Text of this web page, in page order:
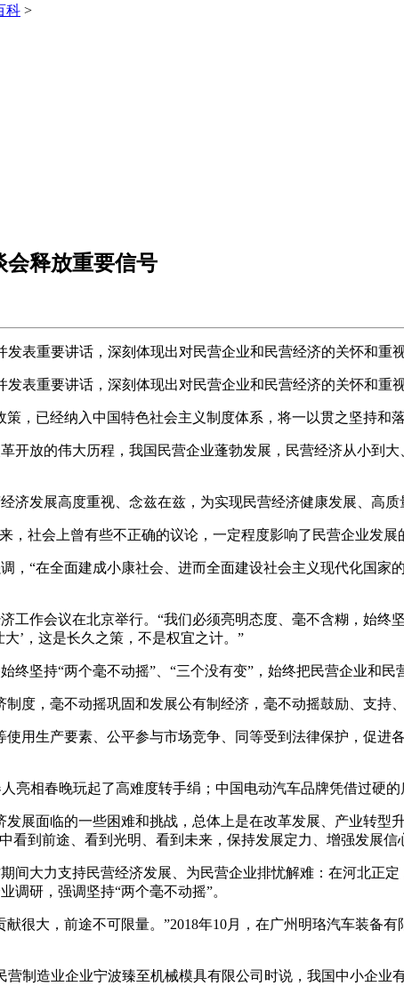
科 >
会释放重要信号
重要讲话，深刻体现出对民营企业和民营经济的关怀和重
重要讲话，深刻体现出对民营企业和民营经济的关怀和重
已经纳入中国特色社会主义制度体系，将一以贯之坚持和落
放的伟大历程，我国民营企业蓬勃发展，民营经济从小到
发展高度重视、念兹在兹，为实现民营经济健康发展、高质
社会上曾有些不正确的议论，一定程度影响了民营企业发展
“在全面建成小康社会、进而全面建设社会主义现代化国家
作会议在北京举行。“我们必须亮明态度、毫不含糊，始终
’，这是长久之策，不是权宜之计。”
坚持“两个毫不动摇”、“三个没有变”，始终把民营企业和民
，毫不动摇巩固和发展公有制经济，毫不动摇鼓励、支持、
生产要素、公平参与市场竞争、同等受到法律保护，促进
相春晚玩起了高难度转手绢；中国电动汽车品牌凭借过硬
面临的一些困难和挑战，总体上是在改革发展、产业转型
看到前途、看到光明、看到未来，保持发展定力、增强发展信
大力支持民营经济发展、为民营企业排忧解难：在河北正定
调研，强调坚持“两个毫不动摇”。
，前途不可限量。”2018年10月，在广州明珞汽车装备有
造业企业宁波臻至机械模具有限公司时说，我国中小企业